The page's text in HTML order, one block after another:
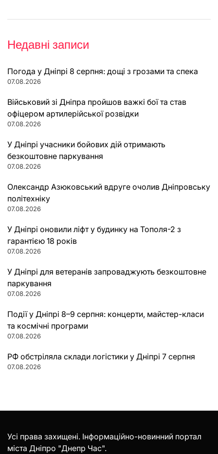
Недавні записи
Погода у Дніпрі 8 серпня: дощі з грозами та спека
07.08.2026
Військовий зі Дніпра пройшов важкі бої та став
офіцером артилерійської розвідки
07.08.2026
У Дніпрі учасники бойових дій отримають
безкоштовне паркування
07.08.2026
Олександр Азюковський вдруге очолив Дніпровську
політехніку
07.08.2026
У Дніпрі оновили ліфт у будинку на Тополя-2 з
гарантією 18 років
07.08.2026
У Дніпрі для ветеранів запроваджують безкоштовне
паркування
07.08.2026
Події у Дніпрі 8–9 серпня: концерти, майстер-класи
та космічні програми
07.08.2026
РФ обстріляла склади логістики у Дніпрі 7 серпня
07.08.2026
Усі права захищені. Інформаційно-новинний портал
міста Дніпро "Днепр Час".